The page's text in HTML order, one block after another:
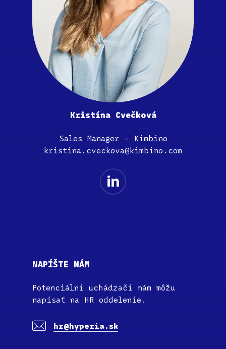
Kristína Cvečková
Sales Manager – Kimbino
kristina.cveckova@kimbino.com
NAPÍŠTE NÁM
Potenciálni uchádzači nám môžu
napísať na HR oddelenie.
hr@hyperia.sk